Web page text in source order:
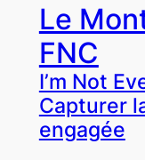
Le
FNC
I’m Not
Capturer
engagée